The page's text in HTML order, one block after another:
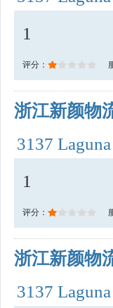
1
评分：
浙江新颜物
3137
1
评分：
浙江新颜物
3137